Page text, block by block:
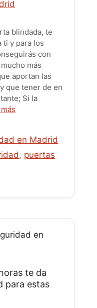
blindada, te
ti y para los
con
más
aportan las
que tener de en
Si la
en Madrid
, puertas
en
te da
para estas